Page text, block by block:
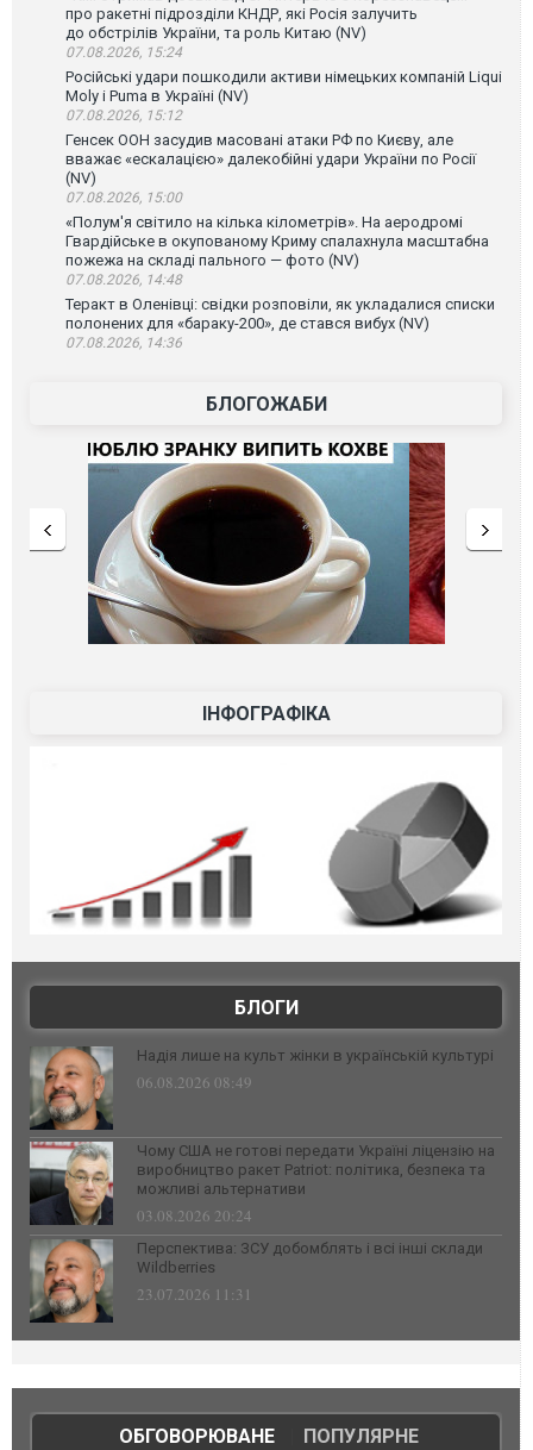
про ракетні підрозділи КНДР, які Росія залучить
до обстрілів України, та роль Китаю (NV)
07.08.2026, 15:24
Російські удари пошкодили активи німецьких компаній Liqui
Moly і Puma в Україні (NV)
07.08.2026, 15:12
Генсек ООН засудив масовані атаки РФ по Києву, але
вважає «ескалацією» далекобійні удари України по Росії
(NV)
07.08.2026, 15:00
«Полум'я світило на кілька кілометрів». На аеродромі
Гвардійське в окупованому Криму спалахнула масштабна
пожежа на складі пального — фото (NV)
07.08.2026, 14:48
Теракт в Оленівці: свідки розповіли, як укладалися списки
полонених для «бараку-200», де стався вибух (NV)
07.08.2026, 14:36
БЛОГОЖАБИ
ІНФОГРАФІКА
БЛОГИ
Надія лише на культ жінки в українській культурі
06.08.2026 08:49
Чому США не готові передати Україні ліцензію на
виробництво ракет Patriot: політика, безпека та
можливі альтернативи
03.08.2026 20:24
Перспектива: ЗСУ добомблять і всі інші склади
Wildberries
23.07.2026 11:31
ОБГОВОРЮВАНЕ| ПОПУЛЯРНЕ